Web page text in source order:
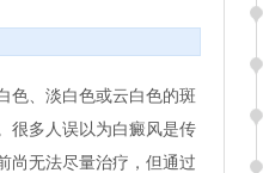
色、淡白色或云白色的斑
很多人误以为白癜风是传
尚无法尽量治疗，但通过